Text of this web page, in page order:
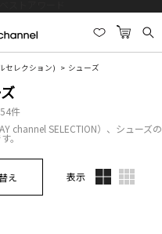
セレクション) シューズ
54件
channel SELECTION）、シューズの
。
え 表示